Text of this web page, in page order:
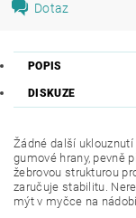
Dotaz
POPIS
DISKUZE
Žádné další
gumové hrany, pevně
žebrovou strukturou
zaručuje stabilitu.
mýt v myčce na